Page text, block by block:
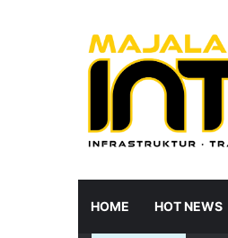
HOME HOT NEWS